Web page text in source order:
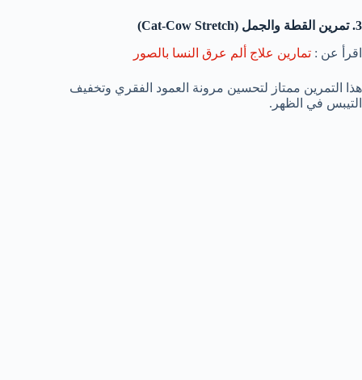
3. تمرين القطة والجمل (Cat-Cow Stretch)
اقرأ عن : تمارين علاج ألم عرق النسا بالصور
هذا التمرين ممتاز لتحسين مرونة العمود الفقري وتخفيف
التيبس في الظهر.